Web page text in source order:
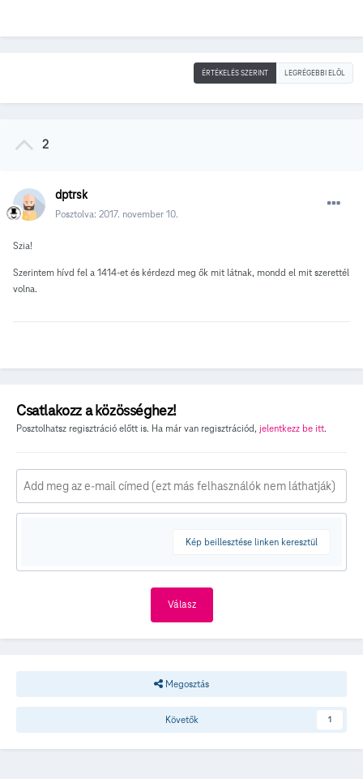
ÉRTÉKELÉS SZERINT LEGRÉGEBBI ELÖL
2
dptrsk
Posztolva: 2017. november 10.
Szia!
Szerintem hívd fel a 1414-et és kérdezd meg ők mit látnak, mondd el mit szerettél
volna.
Csatlakozz a közösséghez!
Posztolhatsz regisztráció előtt is. Ha már van regisztrációd, jelentkezz be itt.
Kép beillesztése linken keresztül
Válasz
Megosztás
Követők 1